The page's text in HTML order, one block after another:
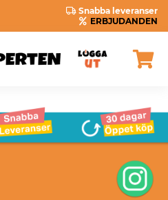
Snabba leveranser
ERBJUDANDEN